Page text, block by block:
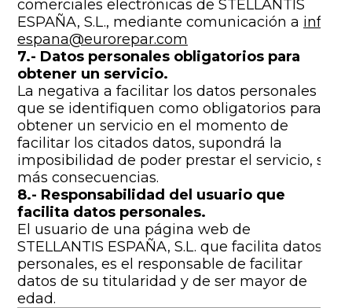
comerciales electrónicas de STELLANTIS
ESPAÑA, S.L., mediante comunicación a info-
espana@eurorepar.com
7.- Datos personales obligatorios para
obtener un servicio.
La negativa a facilitar los datos personales
que se identifiquen como obligatorios para
obtener un servicio en el momento de
facilitar los citados datos, supondrá la
imposibilidad de poder prestar el servicio, sin
más consecuencias.
8.- Responsabilidad del usuario que
facilita datos personales.
El usuario de una página web de
STELLANTIS ESPAÑA, S.L. que facilita datos
personales, es el responsable de facilitar
datos de su titularidad y de ser mayor de
edad.